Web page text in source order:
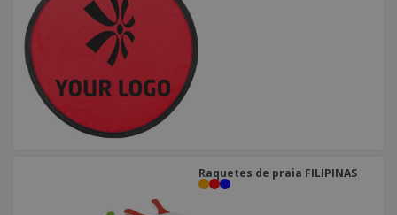
Raquetes de praia FILIPINAS